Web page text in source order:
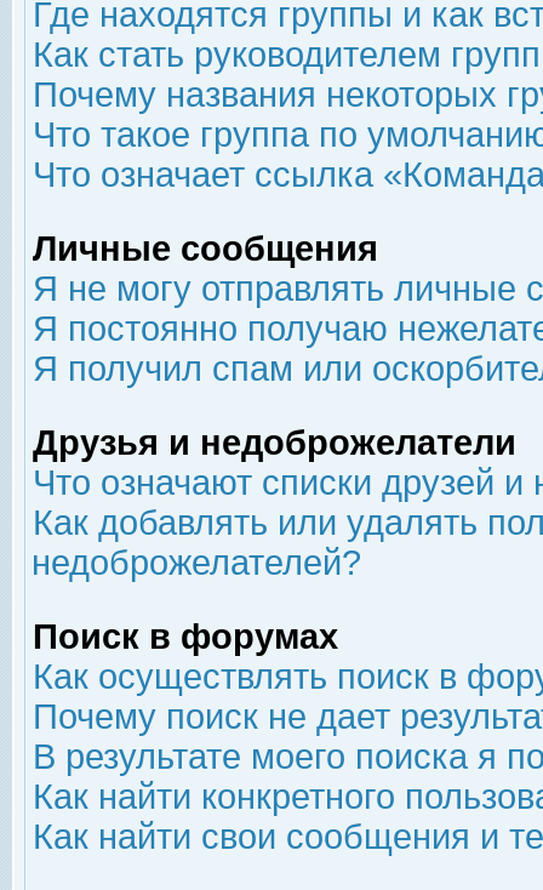
Где находятся группы и как
Как стать руководителем
Почему названия некоторых
Что такое группа по
Что означает ссылка
Личные сообщения
Я не могу отправлять личные
Я постоянно получаю
Я получил спам или
Друзья и недоброжелатели
Что означают списки друзей
Как добавлять или удалять
недоброжелателей?
Поиск в форумах
Как осуществлять поиск в
Почему поиск не дает
В результате моего поиска я
Как найти конкретного
Как найти свои сообщения и